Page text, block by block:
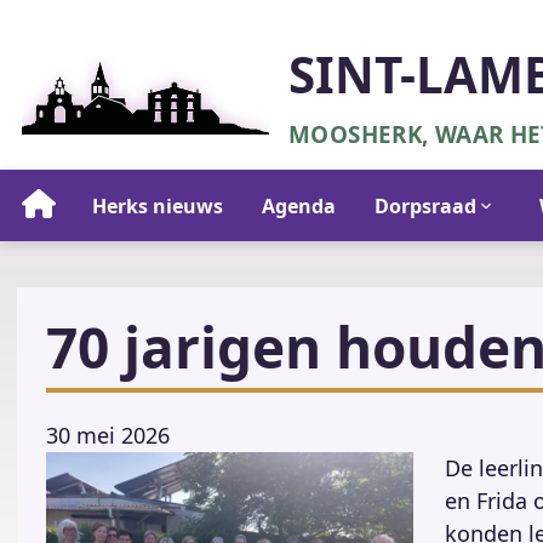
gaan
SINT-
MOOSHERK, WAAR
Hoofdnavigatie
Herks nieuws Agenda Dorpsraad
70 jarigen
30 mei 2026
De
en Frida
konden